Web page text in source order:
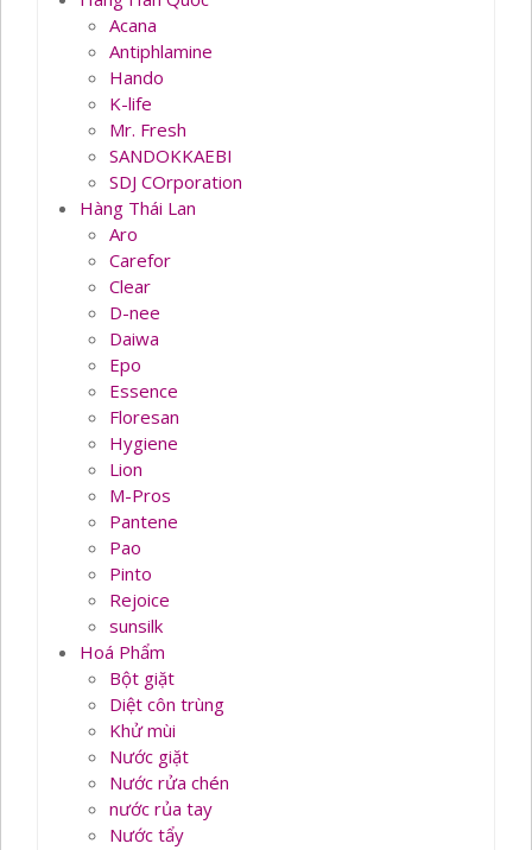
Acana
Antiphlamine
Hando
K-life
Mr. Fresh
SANDOKKAEBI
SDJ COrporation
Hàng Thái Lan
Aro
Carefor
Clear
D-nee
Daiwa
Epo
Essence
Floresan
Hygiene
Lion
M-Pros
Pantene
Pao
Pinto
Rejoice
sunsilk
Hoá Phẩm
Bột giặt
Diệt côn trùng
Khử mùi
Nước giặt
Nước rửa chén
nước rủa tay
Nước tẩy